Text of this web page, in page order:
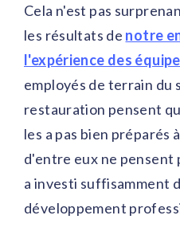
Cela n'est pas
les résultats de notre
l'expérience des
employés de terrain du
restauration pensent
les a pas bien préparés
d'entre eux ne pensent
a investi suffisamment
développement